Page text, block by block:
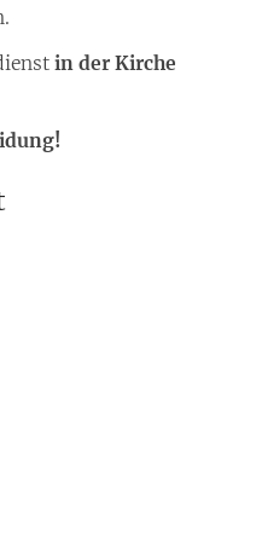
in der Kirche